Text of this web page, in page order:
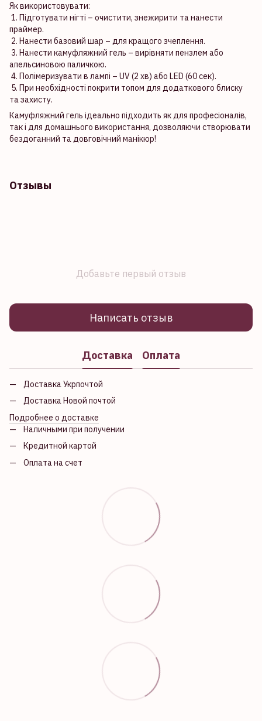
Як використовувати:
1. Підготувати нігті – очистити, знежирити та нанести
праймер.
2. Нанести базовий шар – для кращого зчеплення.
3. Нанести камуфляжний гель – вирівняти пензлем або
апельсиновою паличкою.
4. Полімеризувати в лампі – UV (2 хв) або LED (60 сек).
5. При необхідності покрити топом для додаткового блиску
та захисту.
Камуфляжний гель ідеально підходить як для професіоналів,
так і для домашнього використання, дозволяючи створювати
бездоганний та довговічний манікюр!
Отзывы
Добавьте первый отзыв
Написать отзыв
Доставка Оплата
Доставка Укрпочтой
Доставка Новой почтой
Подробнее о доставке
Наличными при получении
Кредитной картой
Оплата на счет